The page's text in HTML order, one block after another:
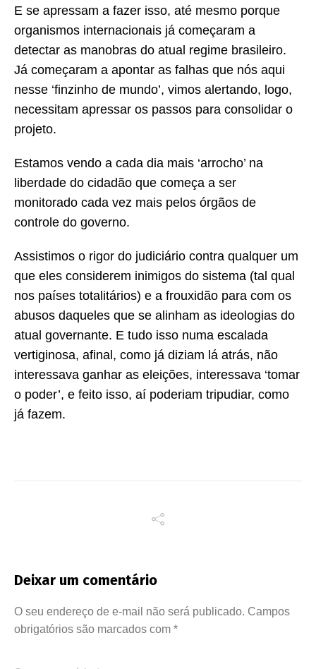
E se apressam a fazer isso, até mesmo porque
organismos internacionais já começaram a
detectar as manobras do atual regime brasileiro.
Já começaram a apontar as falhas que nós aqui
nesse ‘finzinho de mundo’, vimos alertando, logo,
necessitam apressar os passos para consolidar o
projeto.
Estamos vendo a cada dia mais ‘arrocho’ na
liberdade do cidadão que começa a ser
monitorado cada vez mais pelos órgãos de
controle do governo.
Assistimos o rigor do judiciário contra qualquer um
que eles considerem inimigos do sistema (tal qual
nos países totalitários) e a frouxidão para com os
abusos daqueles que se alinham as ideologias do
atual governante. E tudo isso numa escalada
vertiginosa, afinal, como já diziam lá atrás, não
interessava ganhar as eleições, interessava ‘tomar
o poder’, e feito isso, aí poderiam tripudiar, como
já fazem.
Deixar um comentário
O seu endereço de e-mail não será publicado. Campos
obrigatórios são marcados com *